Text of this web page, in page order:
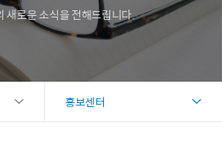
새로운 소식을 전해드립니다.
홍보센터